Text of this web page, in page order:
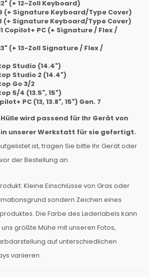
(+ 12-Zoll Keyboard)
(+ Signature Keyboard/Type Cover)
(+ Signature Keyboard/Type Cover)
Copilot+ PC (+ Signature / Flex /
(+ 13-Zoll Signature / Flex /
Studio (14.4")
Studio 2 (14.4")
Go 3/2
5/4 (13.5", 15")
PC (13, 13.8", 15") Gen. 7
wird passend für Ihr Gerät von
unserer Werkstatt für sie gefertigt.
ist, fragen Sie bitte Ihr Gerät oder
der Bestellung an.
Kleine Einschlüsse von Gras oder
sondern Zeichen eines
Die Farbe des Lederlabels kann
größte Mühe mit unseren Fotos,
auf unterschiedlichen
variieren.